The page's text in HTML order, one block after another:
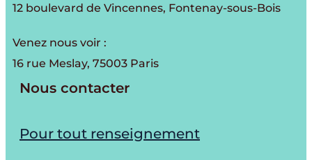
12 boulevard de Vincennes, Fontenay-sous-Bois
Venez nous voir :
16 rue Meslay, 75003 Paris
Nous contacter
Pour tout renseignement